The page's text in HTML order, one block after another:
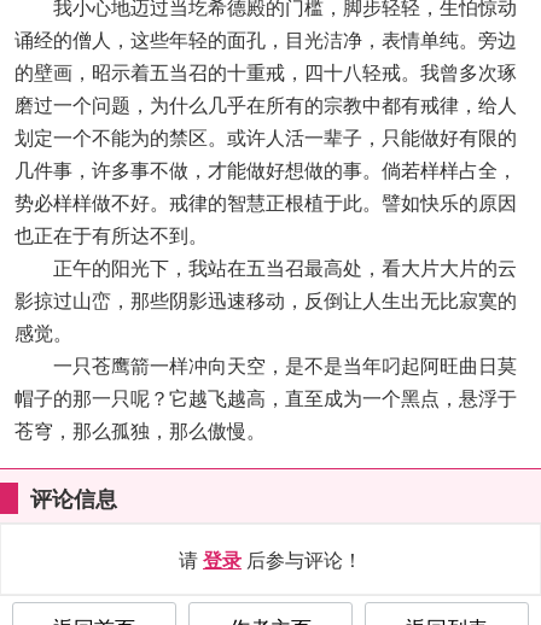
我小心地迈过当圪希德殿的门槛，脚步轻轻，生怕惊动
诵经的僧人，这些年轻的面孔，目光洁净，表情单纯。旁边
的壁画，昭示着五当召的十重戒，四十八轻戒。我曾多次琢
磨过一个问题，为什么几乎在所有的宗教中都有戒律，给人
划定一个不能为的禁区。或许人活一辈子，只能做好有限的
几件事，许多事不做，才能做好想做的事。倘若样样占全，
势必样样做不好。戒律的智慧正根植于此。譬如快乐的原因
也正在于有所达不到。
正午的阳光下，我站在五当召最高处，看大片大片的云
影掠过山峦，那些阴影迅速移动，反倒让人生出无比寂寞的
感觉。
一只苍鹰箭一样冲向天空，是不是当年叼起阿旺曲日莫
帽子的那一只呢？它越飞越高，直至成为一个黑点，悬浮于
苍穹，那么孤独，那么傲慢。
评论信息
请登录 后参与评论！